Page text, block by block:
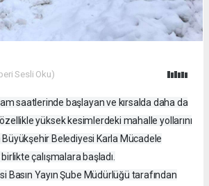
Sesli Oku)
saatlerinde başlayan ve kırsalda daha da
yüksek kesimlerdeki mahalle yollarını
Büyükşehir Belediyesi Karla Mücadele
birlikte çalışmalara başladı.
Basın Yayın Şube Müdürlüğü tarafından